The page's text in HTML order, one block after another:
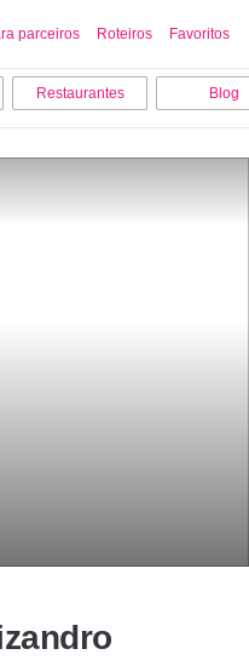
parceiros Roteiros Favoritos
Restaurantes Blog